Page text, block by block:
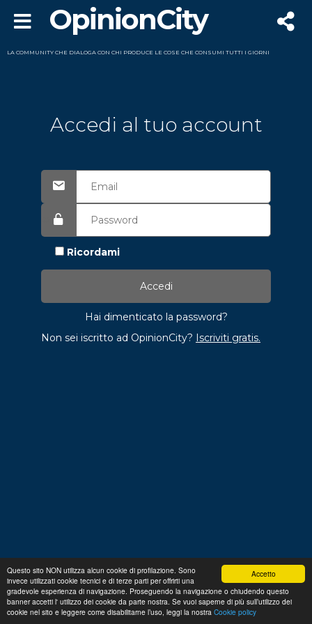
Accetto
Questo sito NON utilizza alcun cookie di profilazione. Sono
invece utilizzati cookie tecnici e di terze parti per offrirti una
gradevole esperienza di navigazione. Proseguendo la navigazione o chiudendo questo
banner accetti l' utilizzo dei cookie da parte nostra. Se vuoi saperne di più sull’utilizzo dei
cookie nel sito e leggere come disabilitarne l’uso, leggi la nostra Cookie policy
OpinionCity
LA COMMUNITY CHE DIALOGA CON CHI PRODUCE LE COSE CHE CONSUMI TUTTI I GIORNI
Accedi al tuo account
Ricordami
Hai dimenticato la password?
Non sei iscritto ad OpinionCity? Iscriviti gratis.
Regolamento Privacy Domande frequenti
Cookie
policy
p. iva 13356630155
Copyright © 2026 Advance S.r.L.